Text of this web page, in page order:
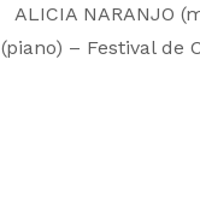
ALICIA NARANJO
(piano) – Festival de